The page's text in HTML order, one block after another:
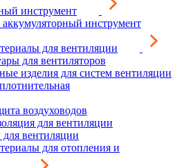
инструмент
инструмент
для вентиляции
для вентиляторов
изделия для систем вентиляции
воздуховодов
для вентиляции
вентиляции
для отопления и